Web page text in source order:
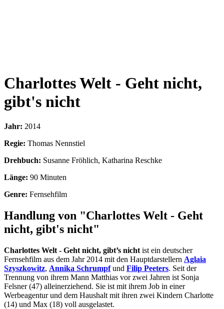
Charlottes Welt - Geht nicht,
gibt's nicht
Jahr: 2014
Regie: Thomas Nennstiel
Drehbuch: Susanne Fröhlich, Katharina Reschke
Länge: 90 Minuten
Genre: Fernsehfilm
Handlung von "Charlottes Welt - Geht
nicht, gibt's nicht"
Charlottes Welt - Geht nicht, gibt’s nicht ist ein deutscher
Fernsehfilm aus dem Jahr 2014 mit den Hauptdarstellern Aglaia
Szyszkowitz, Annika Schrumpfund Filip Peeters. Seit der
Trennung von ihrem Mann Matthias vor zwei Jahren ist Sonja
Felsner (47) alleinerziehend. Sie ist mit ihrem Job in einer
Werbeagentur und dem Haushalt mit ihren zwei Kindern Charlotte
(14) und Max (18) voll ausgelastet.